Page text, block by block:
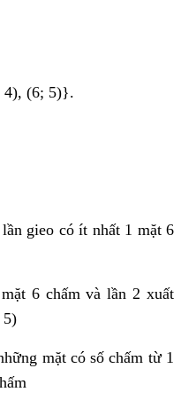
4), (6; 5)}.
gieo có ít nhất 1 mặt 6
6 chấm và lần 2 xuất
5)
mặt có số chấm từ 1